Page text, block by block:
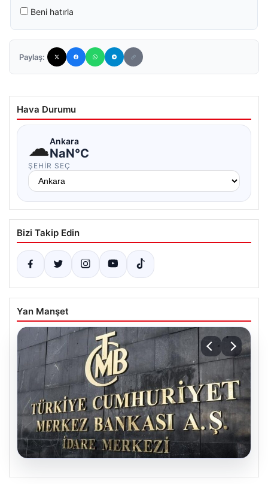
Beni hatırla
Paylaş:
Hava Durumu
☁Ankara
NaN°C
ŞEHIR SEÇ
Bizi Takip Edin
Yan Manşet
05.08.2026